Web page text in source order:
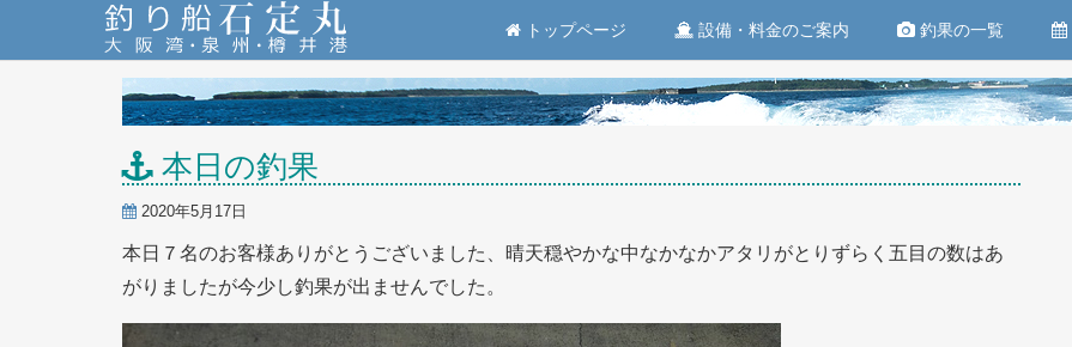
トップページ 設備・料金のご案内 釣果の一覧
本日の釣果
2020年5月17日
本日７名のお客様ありがとうございました、晴天穏やかな中なかなかアタリがとりずらく五目の数はあ
がりましたが今少し釣果が出ませんでした。